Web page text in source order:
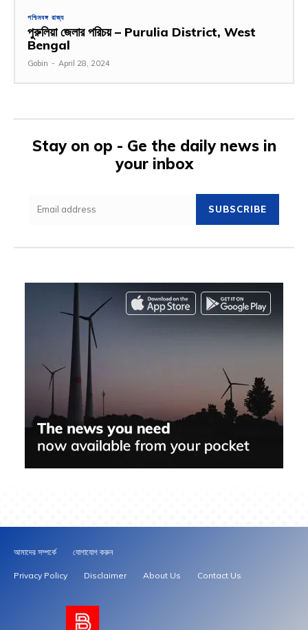
পশ্চিমবঙ্গ রাজ্য
পুরুলিয়া জেলার পরিচয় – Purulia District, West
Bengal
Gobin - April 28, 2024
Stay on op - Ge the daily news in
your inbox
SUBSCRIBE
আমাদের সম্পর্কে যোগাযোগ করুন
Privacy Policy Disclaimer About Us Contact Us